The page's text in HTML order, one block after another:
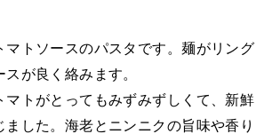
マトソースのパスタです。麺がリング
が良く絡みます。
マトがとってもみずみずしくて、新鮮
ました。海老とニンニクの旨味や香り